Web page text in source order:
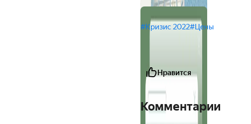
#Кризис 2022#Цены
Нравится
Комментарии